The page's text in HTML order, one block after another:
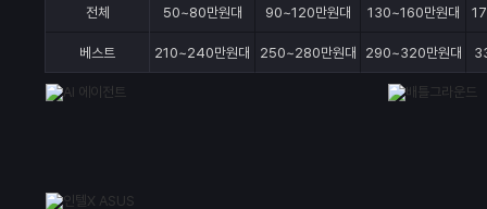
전체
베스트
50~80만원대 90~120만원대 130~160만원대
210~240만원대 250~280만원대 290~320만원대